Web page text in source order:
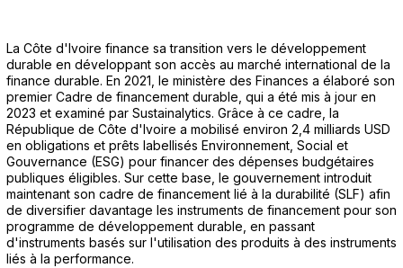
La Côte d'Ivoire finance sa transition vers le développement
durable en développant son accès au marché international de la
finance durable. En 2021, le ministère des Finances a élaboré son
premier Cadre de financement durable, qui a été mis à jour en
2023 et examiné par Sustainalytics. Grâce à ce cadre, la
République de Côte d'Ivoire a mobilisé environ 2,4 milliards USD
en obligations et prêts labellisés Environnement, Social et
Gouvernance (ESG) pour financer des dépenses budgétaires
publiques éligibles. Sur cette base, le gouvernement introduit
maintenant son cadre de financement lié à la durabilité (SLF) afin
de diversifier davantage les instruments de financement pour son
programme de développement durable, en passant
d'instruments basés sur l'utilisation des produits à des instruments
liés à la performance.